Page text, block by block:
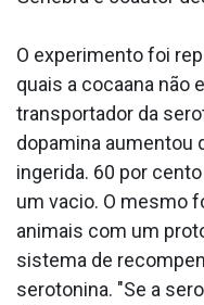
O experimento foi
quais a cocaa­na não
transportador da
dopamina aumentou
ingerida. 60 por
um va­cio. O mesmo
animais com um
sistema de
serotonina. "Se a